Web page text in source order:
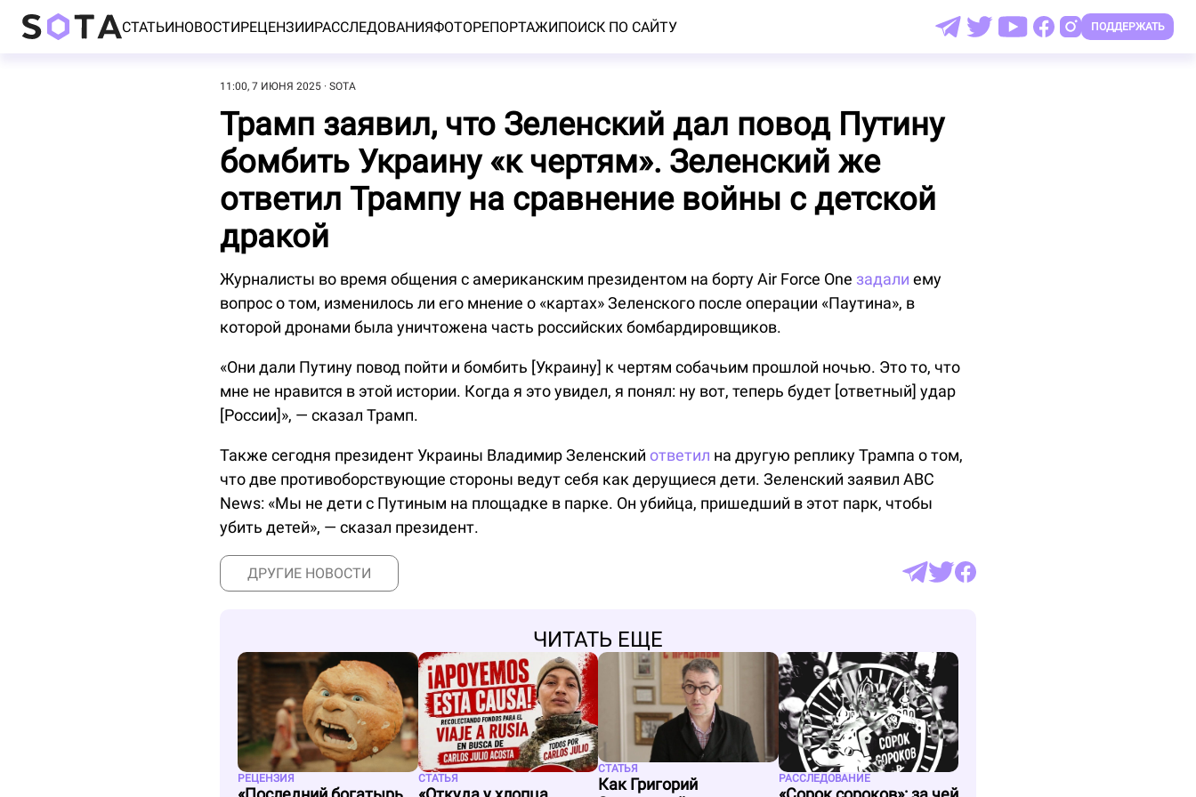
СТАТЬИНОВОСТИРЕЦЕНЗИИРАССЛЕДОВАНИЯФОТОРЕПОРТАЖИПОИСК ПО САЙТУ ПОДДЕРЖАТЬ
11:00, 7 ИЮНЯ 2025 SOTA
Трамп заявил, что Зеленский дал повод Путину
бомбить Украину «к чертям». Зеленский же
ответил Трампу на сравнение войны с детской
дракой
Журналисты во время общения с американским президентом на борту Air Force One задали ему
вопрос о том, изменилось ли его мнение о «картах» Зеленского после операции «Паутина», в
которой дронами была уничтожена часть российских бомбардировщиков.
«Они дали Путину повод пойти и бомбить [Украину] к чертям собачьим прошлой ночью. Это то, что
мне не нравится в этой истории. Когда я это увидел, я понял: ну вот, теперь будет [ответный] удар
[России]», — сказал Трамп.
Также сегодня президент Украины Владимир Зеленский ответил на другую реплику Трампа о том,
что две противоборствующие стороны ведут себя как дерущиеся дети. Зеленский заявил ABC
News: «Мы не дети с Путиным на площадке в парке. Он убийца, пришедший в этот парк, чтобы
убить детей», — сказал президент.
ДРУГИЕ НОВОСТИ
ЧИТАТЬ ЕЩЕ
РЕЦЕНЗИЯ СТАТЬЯ
СТАТЬЯ
Как Григорий
РАССЛЕДОВАНИЕ